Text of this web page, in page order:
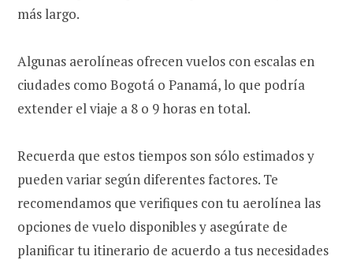
más largo.
Algunas aerolíneas ofrecen vuelos con escalas en
ciudades como Bogotá o Panamá, lo que podría
extender el viaje a 8 o 9 horas en total.
Recuerda que estos tiempos son sólo estimados y
pueden variar según diferentes factores. Te
recomendamos que verifiques con tu aerolínea las
opciones de vuelo disponibles y asegúrate de
planificar tu itinerario de acuerdo a tus necesidades